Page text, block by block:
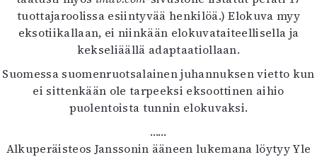
tuottajaroolissa esiintyvää henkilöä.) Elokuva myy
eksotiikallaan, ei niinkään elokuvataiteellisella ja
kekseliäällä adaptaatiollaan.
Suomessa suomenruotsalainen juhannuksen vietto kun
ei sittenkään ole tarpeeksi eksoottinen aihio
puolentoista tunnin elokuvaksi.
……
Alkuperäisteos Janssonin ääneen lukemana löytyy Yle